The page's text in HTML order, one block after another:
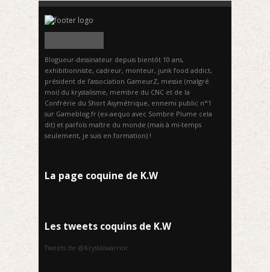
Blogueur-dessinateur depuis bientôt 10 ans,
exhibitionniste, cadreur, monteur, junk food addict,
président de l’association GameurZ, messie (malgré
moi) du krystalisme, membre du CNC et de la
Confrérie du Short Asymétrique, ennemi public n°1
sur Gameblog.fr (ex-aequo avec Sombre Plume cela
dit) et parfois maître du monde (mais à mi-temps
seulement, je suis en formation) !
La page coquine de K.W
Les tweets coquins de K.W
Tweets de @Krystalwarrior